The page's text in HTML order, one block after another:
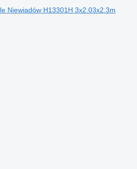
Niewiadów H13301H 3x2.03x2.3m